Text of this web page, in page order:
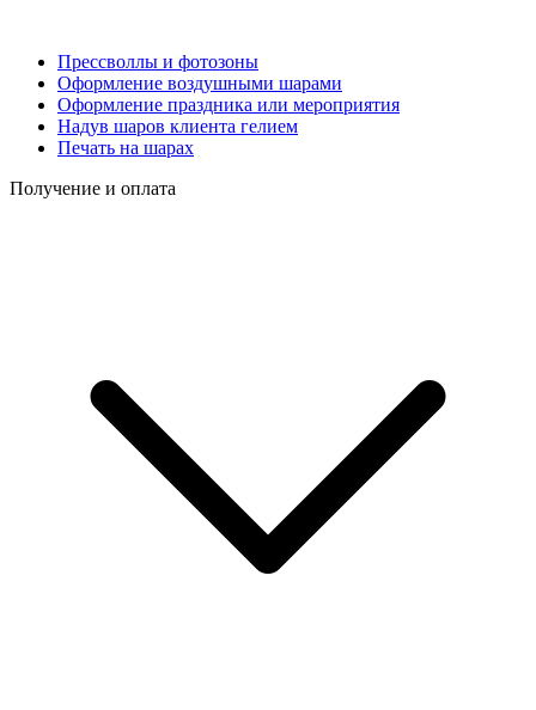
Прессволлы и фотозоны
Оформление воздушными шарами
Оформление праздника или мероприятия
Надув шаров клиента гелием
Печать на шарах
Получение и оплата